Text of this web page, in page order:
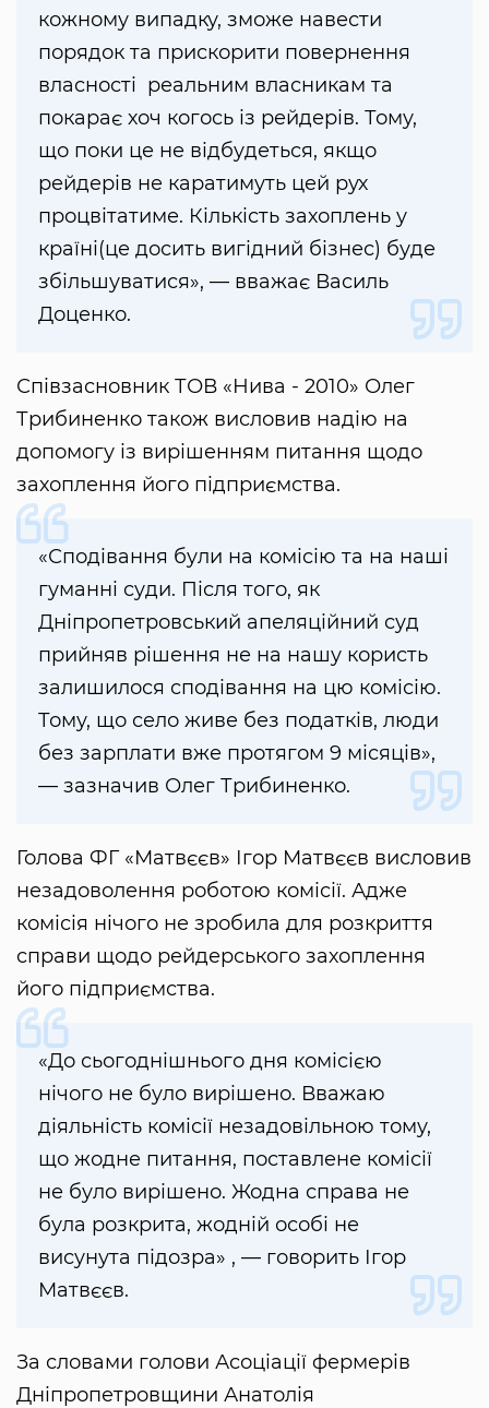
кожному випадку, зможе навести
порядок та прискорити повернення
власності реальним власникам та
покарає хоч когось із рейдерів. Тому,
що поки це не відбудеться, якщо
рейдерів не каратимуть цей рух
процвітатиме. Кількість захоплень у
країні(це досить вигідний бізнес) буде
збільшуватися», — вважає Василь
Доценко.
Співзасновник ТОВ «Нива - 2010» Олег
Трибиненко також висловив надію на
допомогу із вирішенням питання щодо
захоплення його підприємства.
«Сподівання були на комісію та на наші
гуманні суди. Після того, як
Дніпропетровський апеляційний суд
прийняв рішення не на нашу користь
залишилося сподівання на цю комісію.
Тому, що село живе без податків, люди
без зарплати вже протягом 9 місяців»,
— зазначив Олег Трибиненко.
Голова ФГ «Матвєєв» Ігор Матвєєв висловив
незадоволення роботою комісії. Адже
комісія нічого не зробила для розкриття
справи щодо рейдерського захоплення
його підприємства.
«До сьогоднішнього дня комісією
нічого не було вирішено. Вважаю
діяльність комісії незадовільною тому,
що жодне питання, поставлене комісії
не було вирішено. Жодна справа не
була розкрита, жодній особі не
висунута підозра» , — говорить Ігор
Матвєєв.
За словами голови Асоціації фермерів
Дніпропетровщини Анатолія